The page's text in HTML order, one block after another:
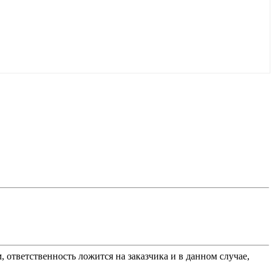
ложится на заказчика и в данном случае,